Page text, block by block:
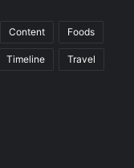
Content Foods
Timeline Travel